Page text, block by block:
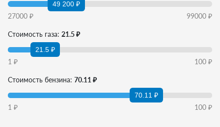
49 200 ₽
27000 ₽ 99000 ₽
Стоимость газа: 21.5 ₽
21.5 ₽
1 ₽ 100 ₽
Стоимость бензина: 70.11 ₽
70.11 ₽
1 ₽ 100 ₽